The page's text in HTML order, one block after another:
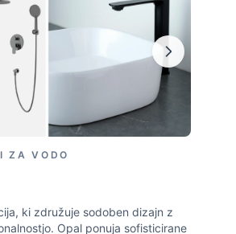
ZA VODO
ki združuje sodoben dizajn z
Opal ponuja sofisticirane